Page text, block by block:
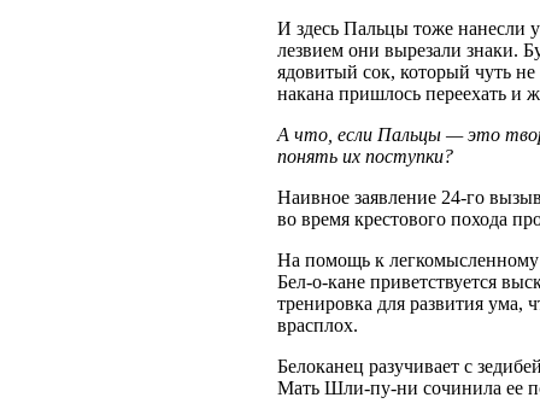
И здесь Пальцы тоже нанесли
лезвием они вырезали знаки.
ядовитый сок, который чуть
накана пришлось переехать и
А что, если Пальцы — это
понять их поступки?
Наивное заявление 24-го
во время крестового похода
На помощь к легкомысленному
Бел-о-кане приветствуется
тренировка для развития ума,
врасплох.
Белоканец разучивает с
Мать Шли-пу-ни сочинила ее